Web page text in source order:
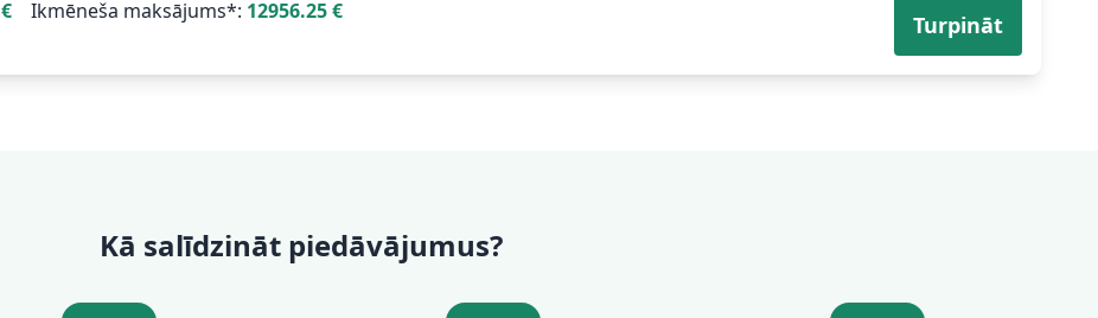
€ Ikmēneša maksājums*: 12956.25€ Turpināt
Kā salīdzināt piedāvājumus?